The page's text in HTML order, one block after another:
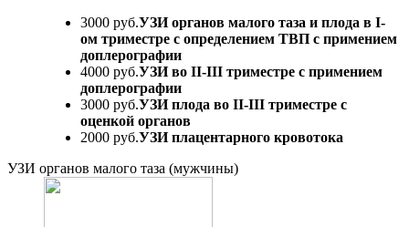
3000 руб.УЗИ органов малого таза и плода в I-
ом триместре с определением ТВП с примением
доплерографии
4000 руб.УЗИ во II-III триместре с примением
доплерографии
3000 руб.УЗИ плода во II-III триместре с
оценкой органов
2000 руб.УЗИ плацентарного кровотока
УЗИ органов малого таза (мужчины)